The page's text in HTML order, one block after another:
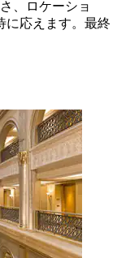
、ロケーショ
に応えます。最終